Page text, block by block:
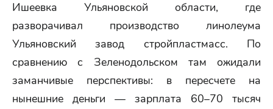
Ишеевка Ульяновской области, где
разворачивал производство линолеума
Ульяновский завод стройпластмасс. По
сравнению с Зеленодольском там ожидали
заманчивые перспективы: в пересчете на
нынешние деньги — зарплата 60–70 тысяч